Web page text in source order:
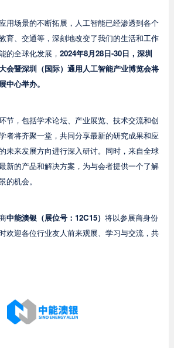
用场景的不断拓展，人工智能已经渗透到各个
育、交通等，深刻地改变了我们的生活和工作
的全球化发展， 2024年8月28日-30日 ，深圳
会暨深圳（国际）通用人工智能产业博览会将
中心举办。
节，包括学术论坛、产业展览、技术交流和创
者将齐聚一堂，共同分享最新的研究成果和应
未来发展方向进行深入研讨。同时，来自全球
新的产品和解决方案，为与会者提供一个了解
的机会。
中能澳银（展位号：12C15） 将以参展商身份
欢迎各位行业友人前来观展、学习与交流，共